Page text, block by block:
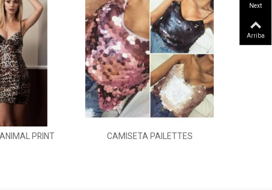
al carritoPRINT
CAMISETA PAILETTES
Next
Arriba